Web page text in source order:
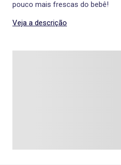
pouco mais frescas do bebê!
Veja a descrição